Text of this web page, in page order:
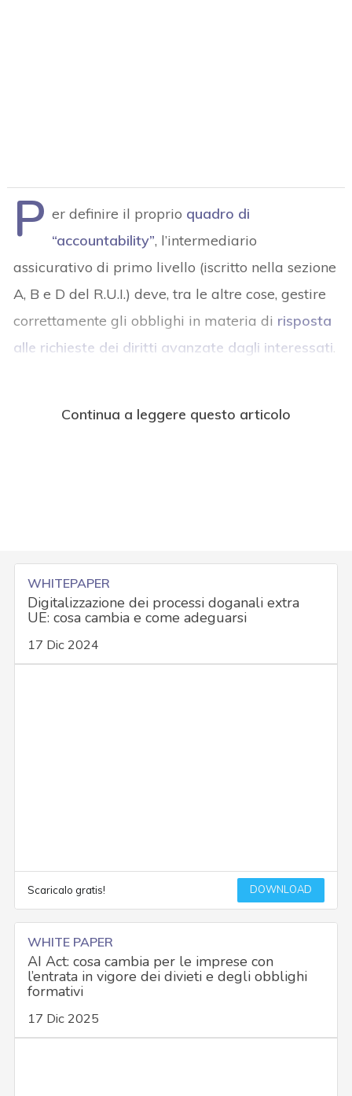
P er definire il proprio quadro di
“accountability”, l’intermediario
assicurativo di primo livello (iscritto nella sezione
A, B e D del R.U.I.) deve, tra le altre cose, gestire
correttamente gli obblighi in materia di risposta
alle richieste dei diritti avanzate dagli interessati.
Continua a leggere questo articolo
WHITEPAPER
Digitalizzazione dei processi doganali extra
UE: cosa cambia e come adeguarsi
17 Dic 2024
Scaricalo gratis! DOWNLOAD
WHITE PAPER
AI Act: cosa cambia per le imprese con
l’entrata in vigore dei divieti e degli obblighi
formativi
17 Dic 2025